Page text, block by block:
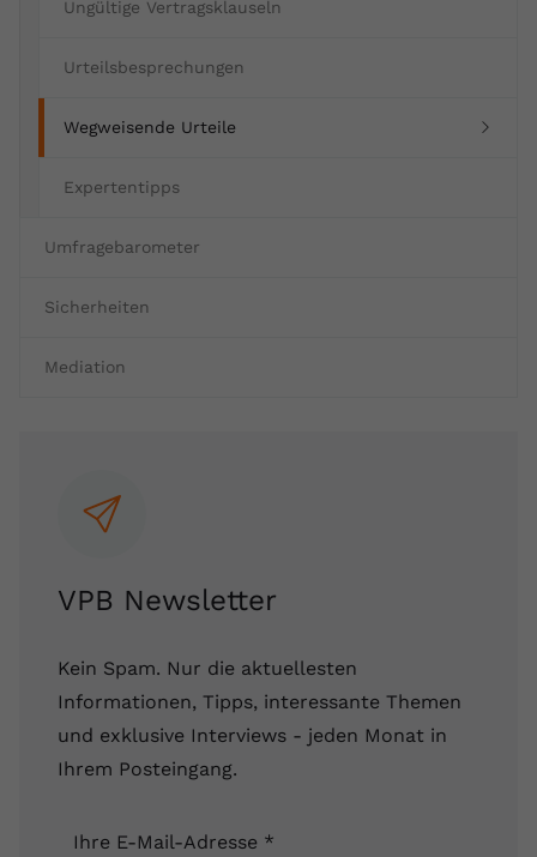
Ungültige Vertragsklauseln
Urteilsbesprechungen
Wegweisende Urteile
Expertentipps
Umfragebarometer
Sicherheiten
Mediation
VPB Newsletter
Kein Spam. Nur die aktuellesten
Informationen, Tipps, interessante Themen
und exklusive Interviews - jeden Monat in
Ihrem Posteingang.
Ihre E-Mail-Adresse *